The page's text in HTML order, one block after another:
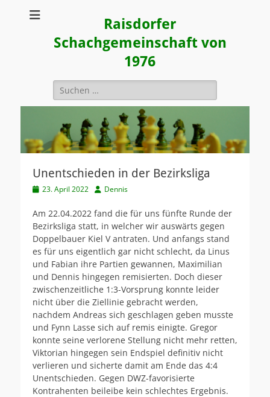
Raisdorfer
Schachgemeinschaft von
1976
Suchen
nach:
Unentschieden in der Bezirksliga
Veröffentlicht
23. April 2022 AutorDennis
Am 22.04.2022 fand die für uns fünfte Runde der
Bezirksliga statt, in welcher wir auswärts gegen
Doppelbauer Kiel V antraten. Und anfangs stand
es für uns eigentlich gar nicht schlecht, da Linus
und Fabian ihre Partien gewannen, Maximilian
und Dennis hingegen remisierten. Doch dieser
zwischenzeitliche 1:3-Vorsprung konnte leider
nicht über die Ziellinie gebracht werden,
nachdem Andreas sich geschlagen geben musste
und Fynn Lasse sich auf remis einigte. Gregor
konnte seine verlorene Stellung nicht mehr retten,
Viktorian hingegen sein Endspiel definitiv nicht
verlieren und sicherte damit am Ende das 4:4
Unentschieden. Gegen DWZ-favorisierte
Kontrahenten beileibe kein schlechtes Ergebnis.